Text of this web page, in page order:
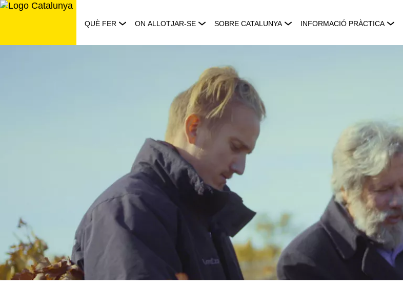
Saltar
QUÈ FER ON ALLOTJAR-SE SOBRE CATALUNYA INFORMACIÓ PRÀCTICA